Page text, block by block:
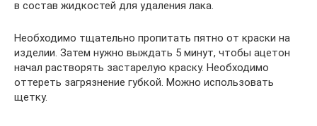
в состав жидкостей для удаления лака.
Необходимо тщательно пропитать пятно от краски на
изделии. Затем нужно выждать 5 минут, чтобы ацетон
начал растворять застарелую краску. Необходимо
оттереть загрязнение губкой. Можно использовать
щетку.